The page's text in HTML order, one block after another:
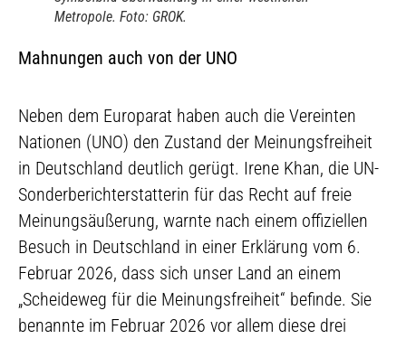
Metropole. Foto: GROK.
Mahnungen auch von der UNO
Neben dem Europarat haben auch die Vereinten
Nationen (UNO) den Zustand der Meinungsfreiheit
in Deutschland deutlich gerügt. Irene Khan, die UN-
Sonderberichterstatterin für das Recht auf freie
Meinungsäußerung, warnte nach einem offiziellen
Besuch in Deutschland in einer Erklärung vom 6.
Februar 2026, dass sich unser Land an einem
„Scheideweg für die Meinungsfreiheit“ befinde. Sie
benannte im Februar 2026 vor allem diese drei